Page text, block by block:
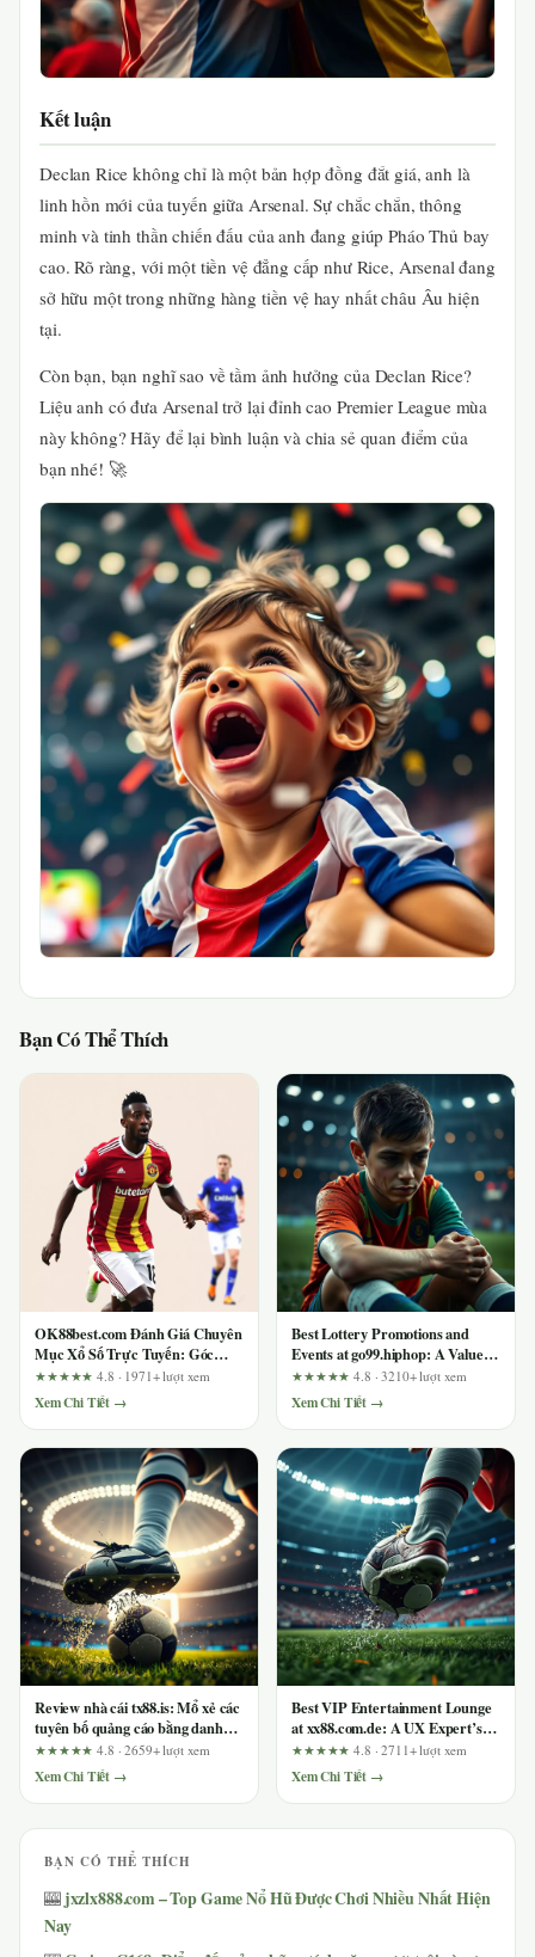
Kết luận
Declan Rice không chỉ là một bản hợp đồng đắt giá, anh là
linh hồn mới của tuyến giữa Arsenal. Sự chắc chắn, thông
minh và tinh thần chiến đấu của anh đang giúp Pháo Thủ bay
cao. Rõ ràng, với một tiền vệ đẳng cấp như Rice, Arsenal đang
sở hữu một trong những hàng tiền vệ hay nhất châu Âu hiện
tại.
Còn bạn, bạn nghĩ sao về tầm ảnh hưởng của Declan Rice?
Liệu anh có đưa Arsenal trở lại đỉnh cao Premier League mùa
này không? Hãy để lại bình luận và chia sẻ quan điểm của
bạn nhé! 🚀
Bạn Có Thể Thích
OK88best.com Đánh Giá Chuyên
Mục Xổ Số Trực Tuyến: Góc
Nhìn Từ Người Chơi Lâu Năm
★★★★★4.8 · 1971+ lượt xem
Xem Chi Tiết →
Best Lottery Promotions and
Events at go99.hiphop: A Value-
Focused Analysis for Savvy
Players
★★★★★4.8 · 3210+ lượt xem
Xem Chi Tiết →
Review nhà cái tx88.is: Mổ xẻ các
tuyên bố quảng cáo bằng danh
sách tiêu chí cần xác minh
★★★★★4.8 · 2659+ lượt xem
Xem Chi Tiết →
Best VIP Entertainment Lounge
at xx88.com.de: A UX Expert’s
Review of Transparency, Speed,
and Support
★★★★★4.8 · 2711+ lượt xem
Xem Chi Tiết →
BẠN CÓ THỂ THÍCH
🎰 jxzlx888.com – Top Game Nổ Hũ Được Chơi Nhiều Nhất Hiện
Nay